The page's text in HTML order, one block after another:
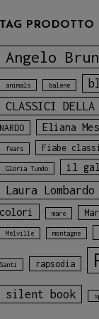
TAG PRODOTTO
Angelo
animals balene
CLASSICI DELLA
NARDO
Eliana
fears Fiabe
Gloria Tundo il
Laura Lombardo
colori
mare
Melville montagne
Santi rapsodia
silent book